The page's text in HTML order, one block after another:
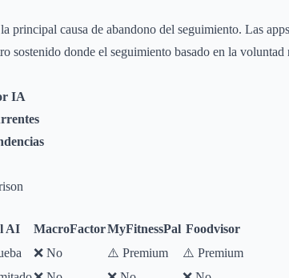
principal causa de abandono del seguimiento. Las
sostenido donde el seguimiento basado en la voluntad
IA
AI MacroFactorMyFitnessPal Foodvisor
❌ No ⚠️ Premium
⚠️ Premium